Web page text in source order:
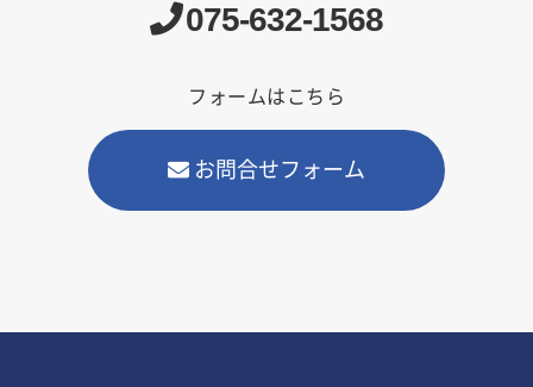
075-632-1568
フォームはこちら
お問合せフォーム